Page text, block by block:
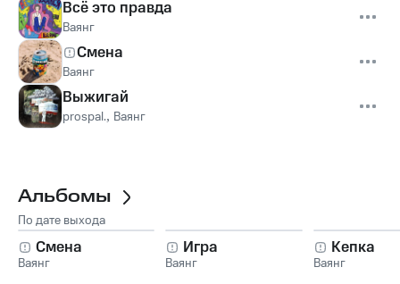
Всё это правда
Ваянг
Смена
Ваянг
Выжигай
prospal., Ваянг
Альбомы
По дате выхода
Смена
Ваянг
Игра
Ваянг
Кепка
Ваянг